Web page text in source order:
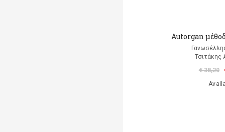
Autorgan
Τσιτάκης
€ 38,20